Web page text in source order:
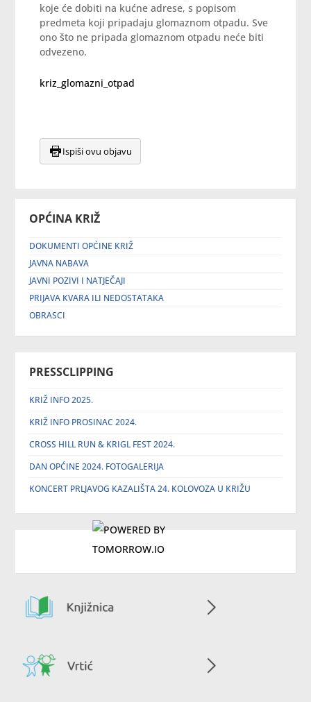
OPĆINA KRIŽ
DOKUMENTI OPĆINE KRIŽ
JAVNA NABAVA
JAVNI POZIVI I NATJEČAJI
PRIJAVA KVARA ILI NEDOSTATAKA
OBRASCI
PRESSCLIPPING
KRIŽ INFO 2025.
KRIŽ INFO PROSINAC 2024.
CROSS HILL RUN & KRIGL FEST 2024.
DAN OPĆINE 2024. FOTOGALERIJA
KONCERT PRLJAVOG KAZALIŠTA 24. KOLOVOZA U KRIŽU
koje će dobiti na kućne adrese, s popisom
predmeta koji pripadaju glomaznom otpadu. Sve
ono što ne pripada glomaznom otpadu neće biti
odvezeno.
kriz_glomazni_otpad
Ispiši ovu objavu